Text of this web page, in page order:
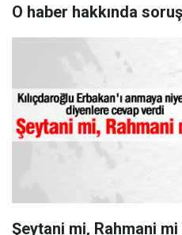
O haber hakkında
Şeytani mi, Rahmani mi